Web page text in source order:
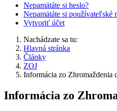
Nepamätáte si heslo?
Nepamätáte si používateľské
Vytvoriť účet
Nachádzate sa tu:
Hlavná stránka
Články
ZOJ
Informácia zo Zhromaždenia
Informácia zo